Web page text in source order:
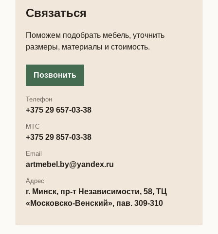
Связаться
Поможем подобрать мебель, уточнить
размеры, материалы и стоимость.
Позвонить
Телефон
+375 29 657-03-38
МТС
+375 29 857-03-38
Email
artmebel.by@yandex.ru
Адрес
г. Минск, пр-т Независимости, 58, ТЦ
«Московско-Венский», пав. 309-310